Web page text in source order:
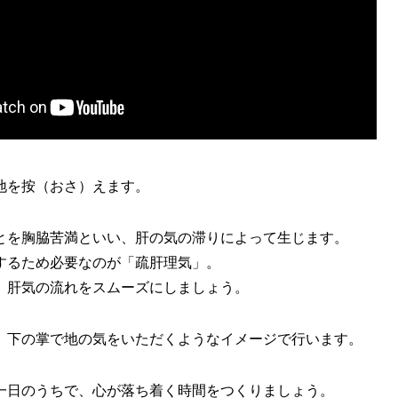
按（おさ）えます。
胸脇苦満といい、肝の気の滞りによって生じます。
ため必要なのが「疏肝理気」。
気の流れをスムーズにしましょう。
の掌で地の気をいただくようなイメージで行います。
のうちで、心が落ち着く時間をつくりましょう。